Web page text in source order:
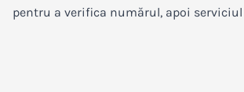
pentru a verifica numărul, apoi serviciul